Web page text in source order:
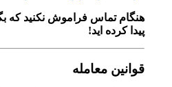
هنگام تماس فراموش نکنید که بگویید
پیدا کرده اید!
قوانین معامله